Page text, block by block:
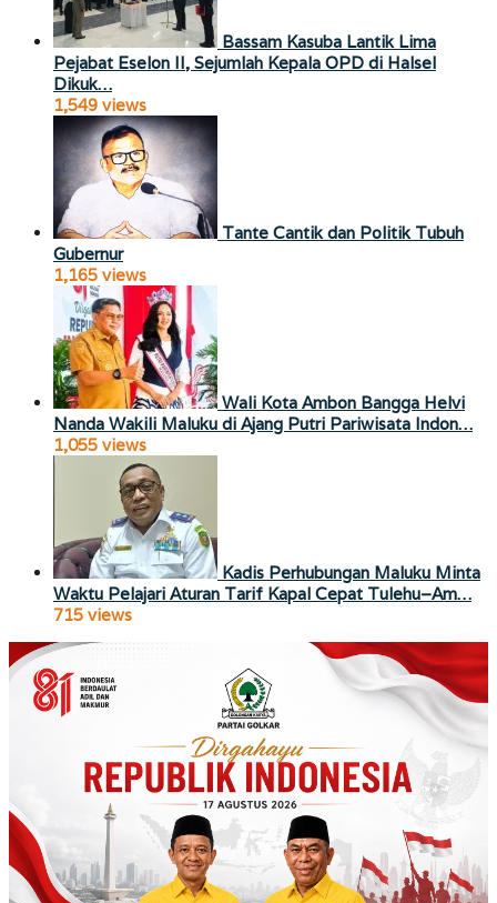
Bassam Kasuba Lantik Lima
Pejabat Eselon II, Sejumlah Kepala OPD di Halsel
Dikuk…
1,549 views
Tante Cantik dan Politik Tubuh
Gubernur
1,165 views
Wali Kota Ambon Bangga Helvi
Nanda Wakili Maluku di Ajang Putri Pariwisata Indon…
1,055 views
Kadis Perhubungan Maluku Minta
Waktu Pelajari Aturan Tarif Kapal Cepat Tulehu–Am…
715 views